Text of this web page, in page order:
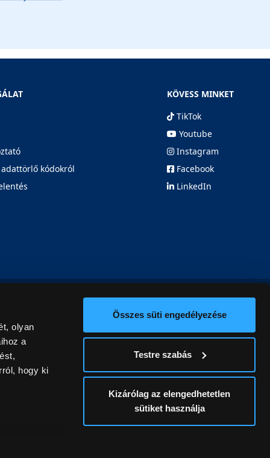
olyan
a
hogy ki
Összes süti engedélyezése
Testre szabás
Kizárólag az elengedhetetlen
sütiket használja
kódokról
KÖVESS MINKET
TikTok
Youtube
Instagram
Facebook
LinkedIn